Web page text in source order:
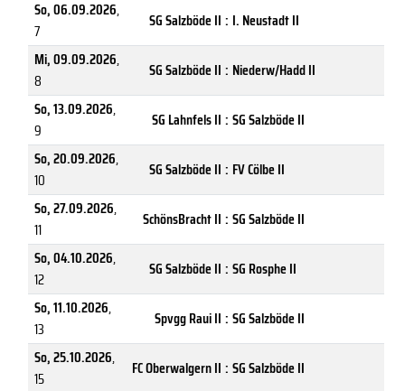
So, 06.09.2026,
7
SG Salzböde II : I. Neustadt II
Mi, 09.09.2026,
8
SG Salzböde II : Niederw/Hadd II
So, 13.09.2026,
9
SG Lahnfels II : SG Salzböde II
So, 20.09.2026,
10
SG Salzböde II : FV Cölbe II
So, 27.09.2026,
11
SchönsBracht II : SG Salzböde II
So, 04.10.2026,
12
SG Salzböde II : SG Rosphe II
So, 11.10.2026,
13
Spvgg Raui II : SG Salzböde II
So, 25.10.2026,
15
FC Oberwalgern II : SG Salzböde II